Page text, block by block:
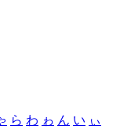
ら わ ゎ ん い ぃ